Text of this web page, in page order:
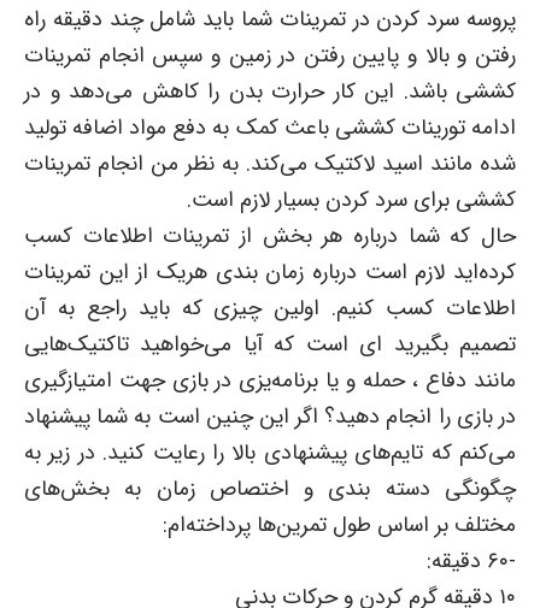
پروسه سرد کردن در تمرینات شما باید شامل چند دقیقه راه
رفتن و بالا و پایین رفتن در زمین و سپس انجام تمرینات
کششی باشد. این کار حرارت بدن را کاهش می‌دهد و در
ادامه تورینات کششی باعث کمک به دفع مواد اضافه تولید
شده مانند اسید لاکتیک می‌کند. به نظر من انجام تمرینات
کششی برای سرد کردن بسیار لازم است.
حال که شما درباره هر بخش از تمرینات اطلاعات کسب
کرده‌اید لازم است درباره زمان بندی هریک از این تمرینات
اطلاعات کسب کنیم. اولین چیزی که باید راجع به آن
تصمیم بگیرید ای است که آیا می‌خواهید تاکتیک‌هایی
مانند دفاع ، حمله و یا برنامه‌یزی در بازی جهت امتیازگیری
در بازی را انجام دهید؟ اگر این چنین است به شما پیشنهاد
می‌کنم که تایم‌های پیشنهادی بالا را رعایت کنید. در زیر به
چگونگی دسته بندی و اختصاص زمان به بخش‌های
مختلف بر اساس طول تمرین‌ها پرداخته‌ام:
-۶۰ دقیقه:
۱۰ دقیقه گرم کردن و حرکات بدنی